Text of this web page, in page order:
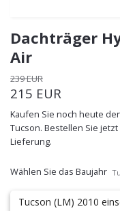
Dachträger
Air
239 EUR
215 EUR
Kaufen Sie noch heute
Tucson. Bestellen Sie
Lieferung.
Wählen Sie das Baujahr
Tucson (LM) 2010